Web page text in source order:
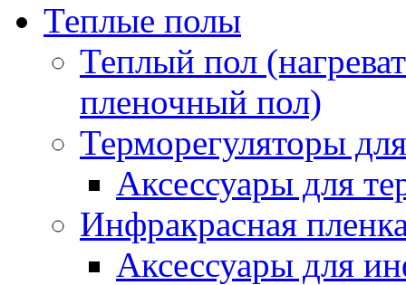
Теплые полы
Теплый пол
пленочный пол)
Терморегуляторы
Аксессуары для
Инфракрасная
Аксессуары для